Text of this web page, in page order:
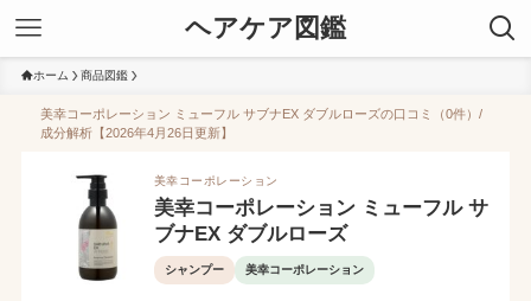
ヘアケア図鑑
ホーム 商品図鑑
美幸コーポレーション ミューフル サブナEX ダブルローズの口コミ（0件）/
成分解析【2026年4月26日更新】
美幸コーポレーション
美幸コーポレーション ミューフル サ
ブナEX ダブルローズ
シャンプー 美幸コーポレーション